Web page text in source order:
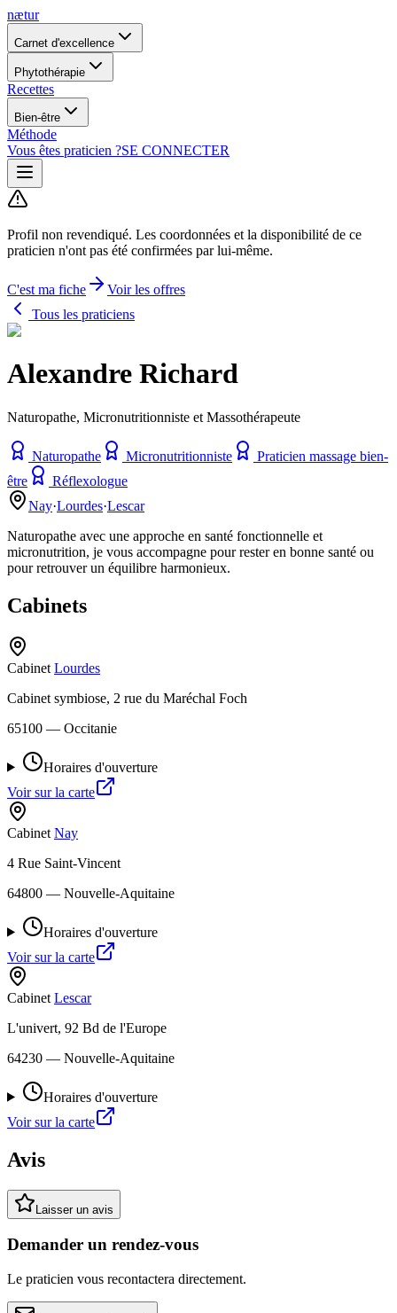
nætur
Carnet d'excellence
Phytothérapie
Recettes
Bien-être
Méthode
Vous êtes praticien ?SE CONNECTER
Profil non revendiqué. Les coordonnées et la disponibilité de ce
praticien n'ont pas été confirmées par lui-même.
C'est ma fiche
Voir les offres
Tous les praticiens
Alexandre Richard
Naturopathe, Micronutritionniste et Massothérapeute
Naturopathe Micronutritionniste
Praticien massage bien-
être
Réflexologue
Nay·Lourdes·Lescar
Naturopathe avec une approche en santé fonctionnelle et
micronutrition, je vous accompagne pour rester en bonne santé ou
pour retrouver un équilibre harmonieux.
Cabinets
Cabinet Lourdes
Cabinet symbiose, 2 rue du Maréchal Foch
65100 — Occitanie
Horaires d'ouverture
Voir sur la carte
Cabinet Nay
4 Rue Saint-Vincent
64800 — Nouvelle-Aquitaine
Horaires d'ouverture
Voir sur la carte
Cabinet Lescar
L'univert, 92 Bd de l'Europe
64230 — Nouvelle-Aquitaine
Horaires d'ouverture
Voir sur la carte
Avis
Laisser un avis
Demander un rendez-vous
Le praticien vous recontactera directement.